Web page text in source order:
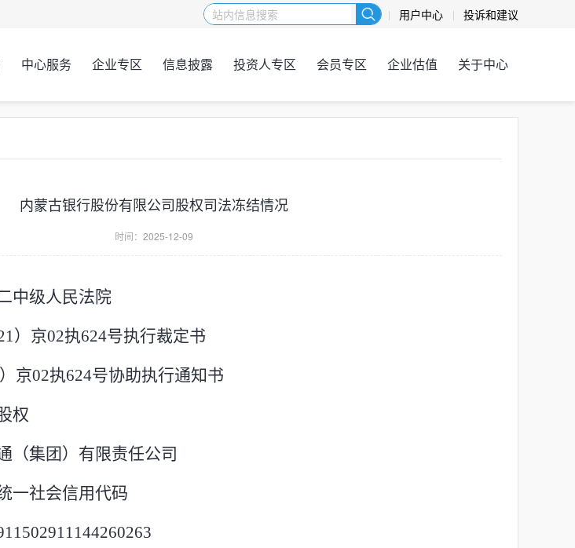
用户中心 投诉和建议
中心服务 企业专区 信息披露 投资人专区 会员专区 企业估值 关于中心
内蒙古银行股份有限公司股权司法冻结情况
时间： 2025-12-09
中级人民法院
）京02执624号执行裁定书
京02执624号协助执行通知书
权
（集团）有限责任公司
一社会信用代码